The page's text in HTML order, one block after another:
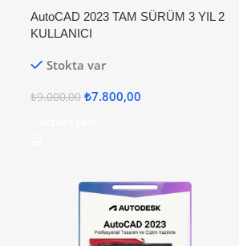
AutoCAD 2023 TAM SÜRÜM 3 YIL 2
KULLANICI
Stokta var
₺9.000,00 ₺7.800,00